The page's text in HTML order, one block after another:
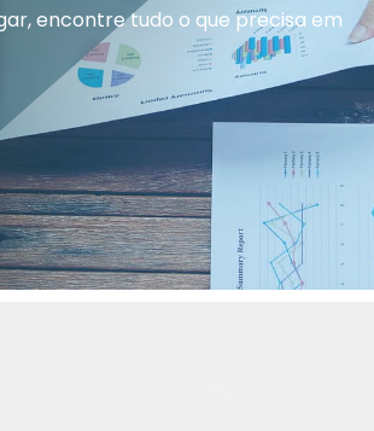
encontre tudo o que precisa em